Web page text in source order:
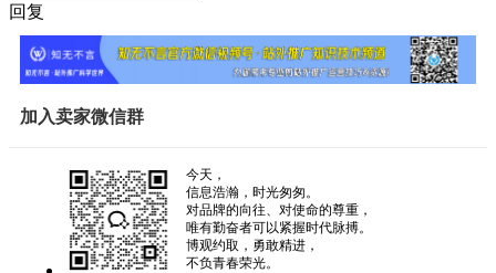
回复
加入卖家微信群
今天，
信息浩瀚，时光匆匆。
对品牌的向往、对使命的尊重，
唯有勤奋者可以紧握时代脉搏。
博观约取，勇敢精进，
不负青春荣光。